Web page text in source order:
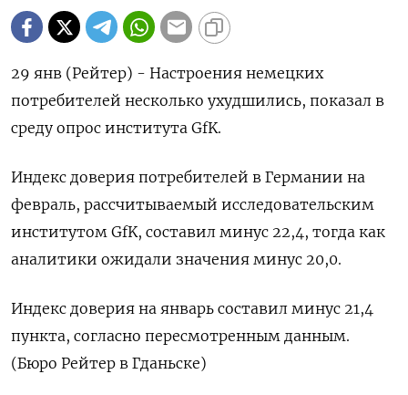
29 янв (Рейтер) - Настроения немецких
потребителей несколько ухудшились, показал в
среду опрос института GfK.
Индекс доверия потребителей в Германии на
февраль, рассчитываемый исследовательским
институтом GfK, составил минус 22,4, тогда как
аналитики ожидали значения минус 20,0.
Индекс доверия на январь составил минус 21,4
пункта, согласно пересмотренным данным.
(Бюро Рейтер в Гданьске)